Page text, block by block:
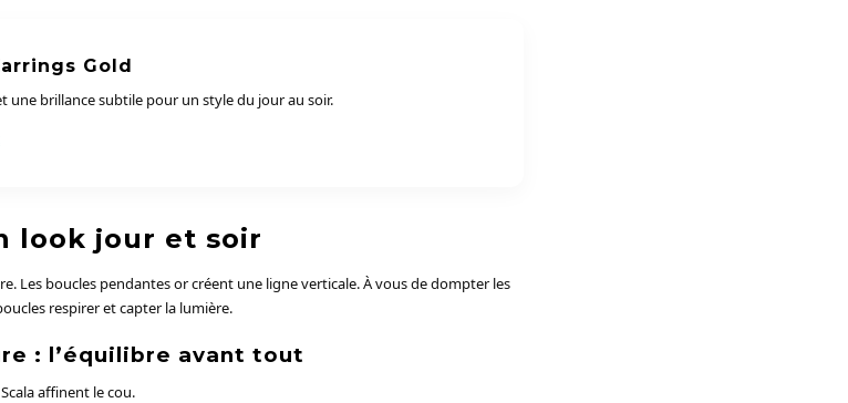
Gold
une brillance subtile pour un style du jour au soir.
look jour et soir
Les boucles pendantes or créent une ligne verticale. À vous de dompter les
respirer et capter la lumière.
: l’équilibre avant tout
affinent le cou.